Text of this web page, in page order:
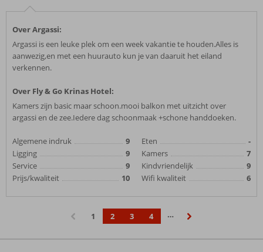
Over Argassi:
Argassi is een leuke plek om een week vakantie te houden.Alles is
aanwezig,en met een huurauto kun je van daaruit het eiland
verkennen.
Over Fly & Go Krinas Hotel:
Kamers zijn basic maar schoon.mooi balkon met uitzicht over
argassi en de zee.Iedere dag schoonmaak +schone handdoeken.
Algemene indruk
9
Ligging
9
Service
9
Prijs/kwaliteit
10
Eten
-
Kamers
7
Kindvriendelijk
9
Wifi kwaliteit
6
1 2 3 4
…